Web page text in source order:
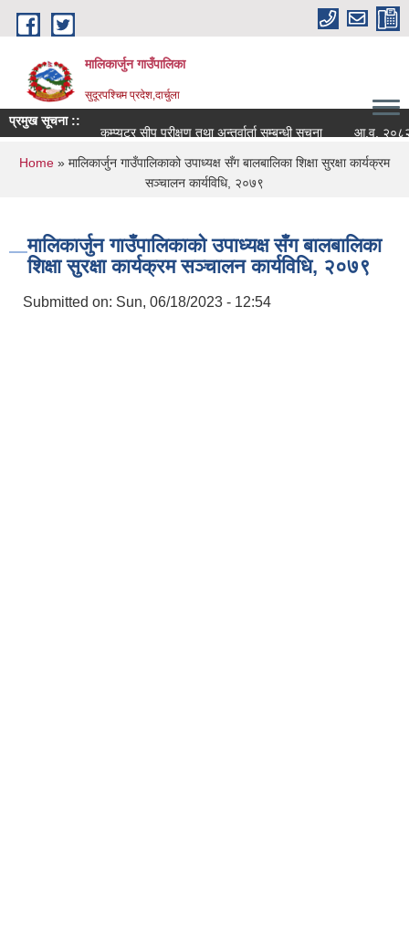
Skip to main content
मालिकार्जुन गाउँपालिका
सुदूरपश्चिम प्रदेश,दार्चुला
प्रमुख सूचना ::
कम्प्युटर सीप परीक्षण तथा अन्तर्वार्ता सम्बन्धी सूचना
आ.व. २०८२/
You are here
Home » मालिकार्जुन गाउँपालिकाको उपाध्यक्ष सँग बालबालिका शिक्षा सुरक्षा कार्यक्रम
सञ्चालन कार्यविधि, २०७९
मालिकार्जुन गाउँपालिकाको उपाध्यक्ष सँग बालबालिका
शिक्षा सुरक्षा कार्यक्रम सञ्चालन कार्यविधि, २०७९
Submitted on: Sun, 06/18/2023 - 12:54